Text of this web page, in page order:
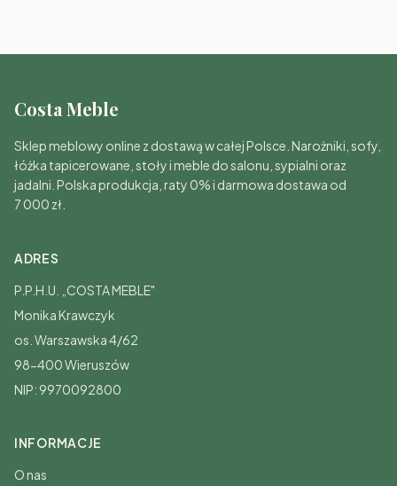
Costa Meble
Sklep meblowy online z dostawą w całej Polsce. Narożniki, sofy,
łóżka tapicerowane, stoły i meble do salonu, sypialni oraz
jadalni. Polska produkcja, raty 0% i darmowa dostawa od
7 000 zł.
ADRES
P.P.H.U. „COSTA MEBLE"
Monika Krawczyk
os. Warszawska 4/62
98-400 Wieruszów
NIP: 9970092800
INFORMACJE
O nas